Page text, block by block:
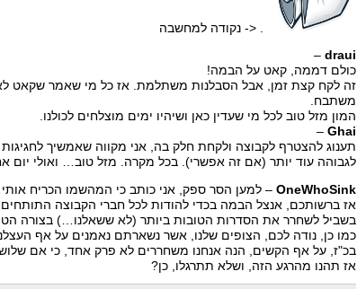
. <- נקודה למחשבה
draui
–
כולם דממה, קאט על הבמה!
משתבח.
המון מזל טוב לכל מי שעדין כאן ושיהיו ימים מוצלחים לכולנו.
Ghai
–
לגבוהה עוד יותר (אם זה אפשרי). בכל מקרה. מזל טוב… ואולי יום
OneWhoSink – למען הסר ספק, אני כותב כי המהשמו הכריח
אז ברשותכם, אנצל הבמה בכדי להודות לכל חברי הקבוצה
בשביל לשחרר את הסדרות הטובות ביותר (לא ששאלנו…) בצורה
כמו כן, נודה לכם, הצופים שלנו, אשר נשארתם נאמנים על אף
בכ"ז, על אף הקשים, הנה אנחנו משחררים לא פרק אחד, כי אם
אז תהנו מהרגע הזה, ושלא תתרגלו, כן?